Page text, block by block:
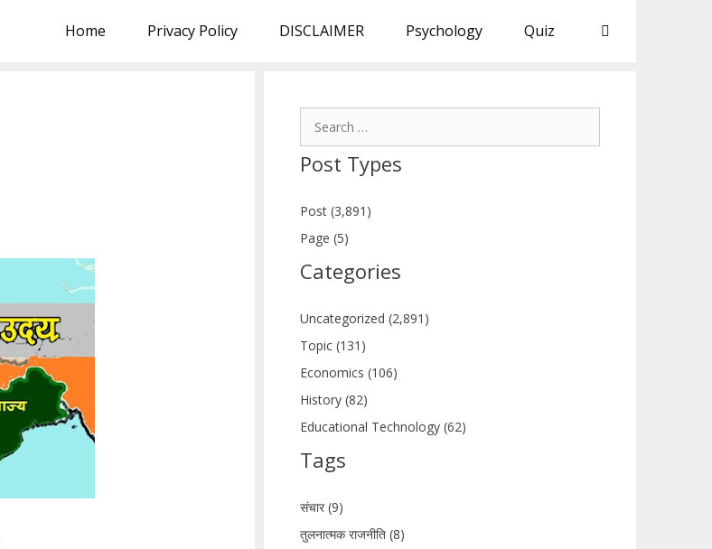
Home Privacy Policy DISCLAIMER Psychology Quiz
Post Types
Post (3,891)
Page (5)
Categories
Uncategorized (2,891)
Topic (131)
Economics (106)
History (82)
Educational Technology (62)
Tags
संचार (9)
तुलनात्मक राजनीति (8)